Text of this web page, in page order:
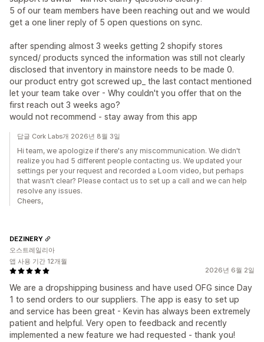
5 of our team members have been reaching out and we would
get a one liner reply of 5 open questions on sync.
after spending almost 3 weeks getting 2 shopify stores
synced/ products synced the information was still not clearly
disclosed that inventory in mainstore needs to be made 0.
our product entry got screwed up_ the last contact mentioned
let your team take over - Why couldn't you offer that on the
first reach out 3 weeks ago?
would not recommend - stay away from this app
답글 Cork Labs개 2026년 8월 3일
Hi team, we apologize if there's any miscommunication. We didn't
realize you had 5 different people contacting us. We updated your
settings per your request and recorded a Loom video, but perhaps
that wasn't clear? Please contact us to set up a call and we can help
resolve any issues.
Cheers,
2026년 6월 2일
We are a dropshipping business and have used OFG since Day
1 to send orders to our suppliers. The app is easy to set up
and service has been great - Kevin has always been extremely
patient and helpful. Very open to feedback and recently
implemented a new feature we had requested - thank you!
DEZINERY
오스트레일리아
앱 사용 기간 12개월